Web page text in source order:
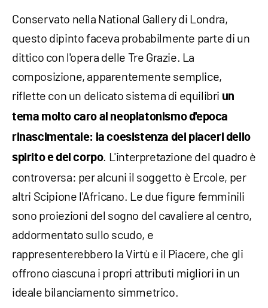
Conservato nella National Gallery di Londra,
questo dipinto faceva probabilmente parte di un
dittico con l'opera delle Tre Grazie. La
composizione, apparentemente semplice,
riflette con un delicato sistema di equilibri un
tema molto caro al neoplatonismo d'epoca
rinascimentale: la coesistenza dei piaceri dello
spirito e del corpo. L'interpretazione del quadro è
controversa: per alcuni il soggetto è Ercole, per
altri Scipione l'Africano. Le due figure femminili
sono proiezioni del sogno del cavaliere al centro,
addormentato sullo scudo, e
rappresenterebbero la Virtù e il Piacere, che gli
offrono ciascuna i propri attributi migliori in un
ideale bilanciamento simmetrico.